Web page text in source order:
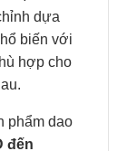
dựa
biến với
hợp cho
phẩm dao
đến